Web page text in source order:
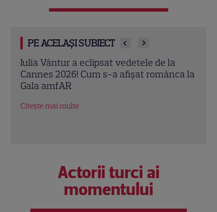
PE ACELAȘI SUBIECT
Iulia Vântur, Mădălina Ghenea, Andreea
Esca și Ana Bodea, spectacol total la
Cannes 2026! Secretul din spatele
Actorii turci ai
momentului